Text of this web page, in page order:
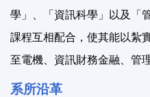
學」、「資訊科學」以及「
課程互相配合，使其能以紮
至電機、資訊財務金融、管
系所沿革